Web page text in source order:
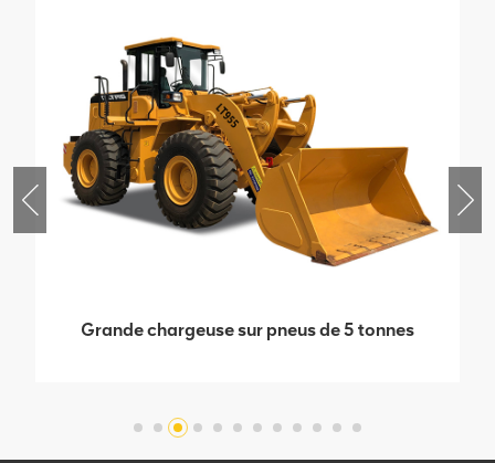
Grande chargeuse sur pneus de 5 tonnes